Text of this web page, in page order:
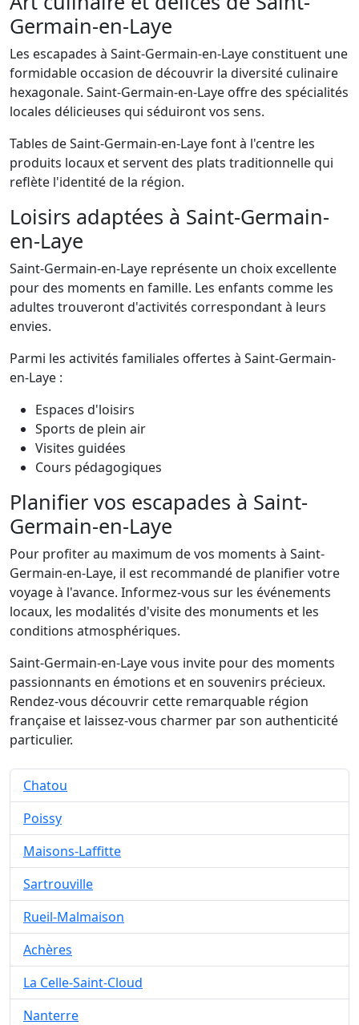
Germain-en-Laye
Les escapades à Saint-Germain-en-Laye constituent une
formidable occasion de découvrir la diversité culinaire
hexagonale. Saint-Germain-en-Laye offre des spécialités
locales délicieuses qui séduiront vos sens.
Tables de Saint-Germain-en-Laye font à l'centre les
produits locaux et servent des plats traditionnelle qui
reflète l'identité de la région.
Loisirs adaptées à Saint-Germain-
en-Laye
Saint-Germain-en-Laye représente un choix excellente
pour des moments en famille. Les enfants comme les
adultes trouveront d'activités correspondant à leurs
envies.
Parmi les activités familiales offertes à Saint-Germain-
en-Laye :
Espaces d'loisirs
Sports de plein air
Visites guidées
Cours pédagogiques
Planifier vos escapades à Saint-
Germain-en-Laye
Pour profiter au maximum de vos moments à Saint-
Germain-en-Laye, il est recommandé de planifier votre
voyage à l'avance. Informez-vous sur les événements
locaux, les modalités d'visite des monuments et les
conditions atmosphériques.
Saint-Germain-en-Laye vous invite pour des moments
passionnants en émotions et en souvenirs précieux.
Rendez-vous découvrir cette remarquable région
française et laissez-vous charmer par son authenticité
particulier.
Chatou
Poissy
Maisons-Laffitte
Sartrouville
Rueil-Malmaison
Achères
La Celle-Saint-Cloud
Nanterre